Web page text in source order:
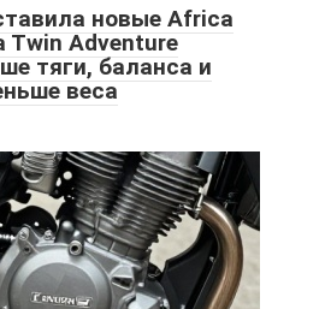
новые Africa
Twin Adventure
тяги, баланса и
веса